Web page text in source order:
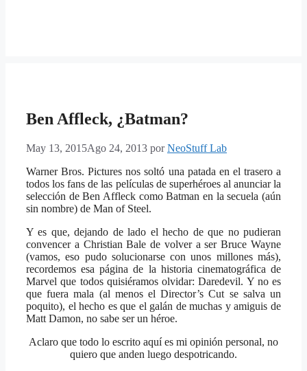
Ben Affleck, ¿Batman?
May 13, 2015Ago 24, 2013 porNeoStuff Lab
Warner Bros. Pictures nos soltó una patada en el trasero a
todos los fans de las películas de superhéroes al anunciar la
selección de Ben Affleck como Batman en la secuela (aún
sin nombre) de Man of Steel.
Y es que, dejando de lado el hecho de que no pudieran
convencer a Christian Bale de volver a ser Bruce Wayne
(vamos, eso pudo solucionarse con unos millones más),
recordemos esa página de la historia cinematográfica de
Marvel que todos quisiéramos olvidar: Daredevil. Y no es
que fuera mala (al menos el Director’s Cut se salva un
poquito), el hecho es que el galán de muchas y amiguis de
Matt Damon, no sabe ser un héroe.
Aclaro que todo lo escrito aquí es mi opinión personal, no
quiero que anden luego despotricando.